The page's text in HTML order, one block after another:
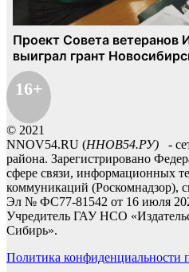
16+
© 2021
NNOV54.RU (ННОВ54.РУ) -
района. Зарегистрировано
сфере связи, информационных
коммуникаций (Роскомнадзор),
Эл № ФС77-81542 от 16 июля
Учредитель ГАУ НСО
Сибирь».
Политика конфиденциальности